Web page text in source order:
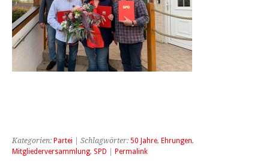
Kategorien: Partei | Schlagwörter: 50 Jahre, Ehrungen,
Mitgliederversammlung, SPD Permalink